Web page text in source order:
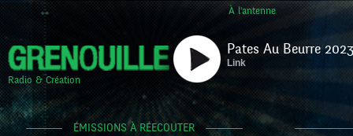
À l'antenne
Radio & Création
Pates Au Beurre
Link
ÉMISSIONS À RÉECOUTER